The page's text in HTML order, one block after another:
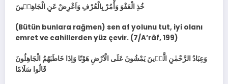
خُذِ الْعَفْوَ وَأْمُرْ بِالْعُرْفِ وَاَعْرِضْ عَنِ الْجَاهِل۪ينَ
(Bütün bunlara rağmen) sen af yolunu tut, iyi olanı
emret ve cahillerden yüz çevir. (7/A’râf, 199)
وَعِبَادُ الرَّحْمٰنِ الَّذ۪ينَ يَمْشُونَ عَلَى الْاَرْضِ هَوْنًا وَاِذَا خَاطَبَهُمُ الْجَاهِلُونَ
قَالُوا سَلَامًا